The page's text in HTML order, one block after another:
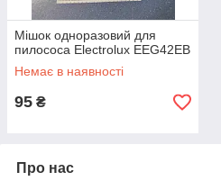
Мішок одноразовий для
пилососа Electrolux EEG42EB
Немає в наявності
95 ₴
Про нас